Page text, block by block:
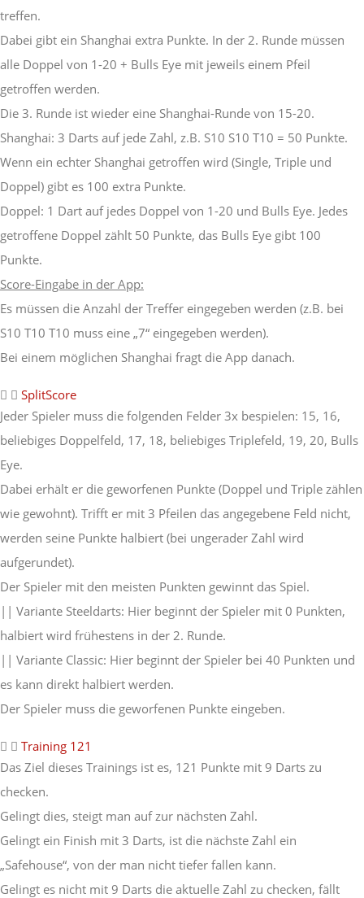
treffen.
Dabei gibt ein Shanghai extra Punkte. In der 2. Runde müssen
alle Doppel von 1-20 + Bulls Eye mit jeweils einem Pfeil
getroffen werden.
Die 3. Runde ist wieder eine Shanghai-Runde von 15-20.
Shanghai: 3 Darts auf jede Zahl, z.B. S10 S10 T10 = 50 Punkte.
Wenn ein echter Shanghai getroffen wird (Single, Triple und
Doppel) gibt es 100 extra Punkte.
Doppel: 1 Dart auf jedes Doppel von 1-20 und Bulls Eye. Jedes
getroffene Doppel zählt 50 Punkte, das Bulls Eye gibt 100
Punkte.
Score-Eingabe in der App:
Es müssen die Anzahl der Treffer eingegeben werden (z.B. bei
S10 T10 T10 muss eine „7“ eingegeben werden).
Bei einem möglichen Shanghai fragt die App danach.
SplitScore
Jeder Spieler muss die folgenden Felder 3x bespielen: 15, 16,
beliebiges Doppelfeld, 17, 18, beliebiges Triplefeld, 19, 20, Bulls
Eye.
Dabei erhält er die geworfenen Punkte (Doppel und Triple zählen
wie gewohnt). Trifft er mit 3 Pfeilen das angegebene Feld nicht,
werden seine Punkte halbiert (bei ungerader Zahl wird
aufgerundet).
Der Spieler mit den meisten Punkten gewinnt das Spiel.
|| Variante Steeldarts: Hier beginnt der Spieler mit 0 Punkten,
halbiert wird frühestens in der 2. Runde.
|| Variante Classic: Hier beginnt der Spieler bei 40 Punkten und
es kann direkt halbiert werden.
Der Spieler muss die geworfenen Punkte eingeben.
Training 121
Das Ziel dieses Trainings ist es, 121 Punkte mit 9 Darts zu
checken.
Gelingt dies, steigt man auf zur nächsten Zahl.
Gelingt ein Finish mit 3 Darts, ist die nächste Zahl ein
„Safehouse“, von der man nicht tiefer fallen kann.
Gelingt es nicht mit 9 Darts die aktuelle Zahl zu checken, fällt